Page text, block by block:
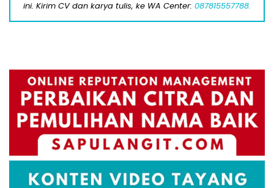
ini. Kirim CV dan karya tulis, ke WA Center: 087815557788.